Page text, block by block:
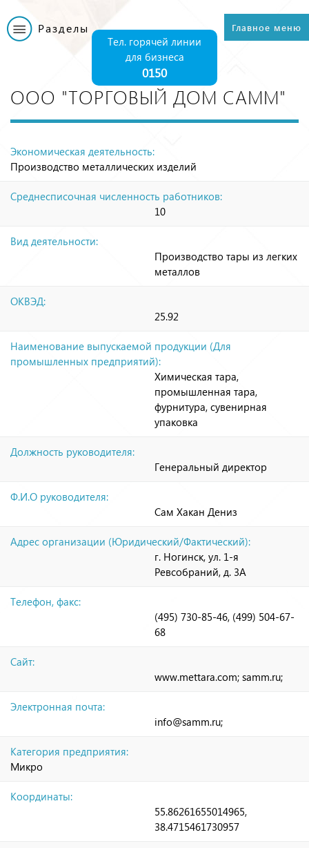
содержанию
Главное меню Главное меню
Разделы
Тел. горячей линии
для бизнеса
0150
ООО "ТОРГОВЫЙ ДОМ САММ"
Экономическая деятельность:
Производство металлических изделий
Среднесписочная численность работников:
10
Вид деятельности:
Производство тары из легких
металлов
ОКВЭД:
25.92
Наименование выпускаемой продукции (Для
промышленных предприятий):
Химическая тара,
промышленная тара,
фурнитура, сувенирная
упаковка
Должность руководителя:
Генеральный директор
Ф.И.О руководителя:
Сам Хакан Дениз
Адрес организации (Юридический/Фактический):
г. Ногинск, ул. 1-я
Ревсобраний, д. 3А
Телефон, факс:
(495) 730-85-46, (499) 504-67-
68
Сайт:
www.mettara.com; samm.ru;
Электронная почта:
info@samm.ru;
Категория предприятия:
Микро
Координаты:
55.86261655014965,
38.4715461730957